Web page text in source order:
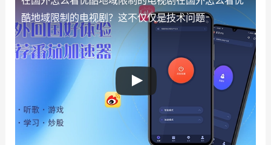
酷地域限制的电视剧？这不仅仅是技术问题